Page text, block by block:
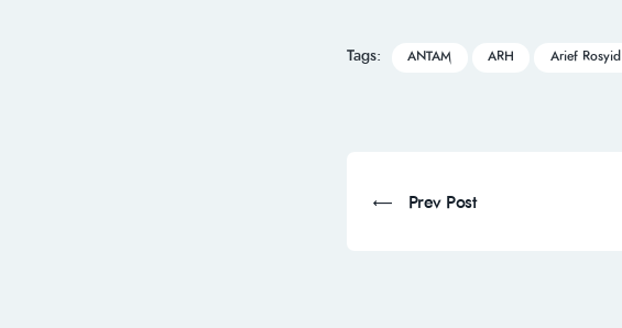
Tags: ANTAM ARH Arief Rosyid
Prev Post